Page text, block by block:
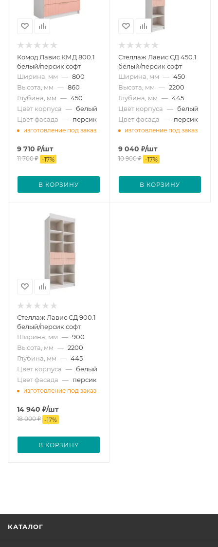
Комод Лавис КМД 800.1
белый/персик софт
Ширина, мм — 800
Высота, мм — 860
Глубина, мм — 450
Цвет корпуса — белый
Цвет фасада — персик
изготовление под заказ
9 710 ₽/шт
11 700₽ -17%
В КОРЗИНУ
Стеллаж Лавис СД 450.1
белый/персик софт
Ширина, мм — 450
Высота, мм — 2200
Глубина, мм — 445
Цвет корпуса — белый
Цвет фасада — персик
изготовление под заказ
9 040 ₽/шт
10 900₽ -17%
В КОРЗИНУ
Стеллаж Лавис СД 900.1
белый/персик софт
Ширина, мм — 900
Высота, мм — 2200
Глубина, мм — 445
Цвет корпуса — белый
Цвет фасада — персик
изготовление под заказ
14 940 ₽/шт
18 000₽ -17%
В КОРЗИНУ
КАТАЛОГ